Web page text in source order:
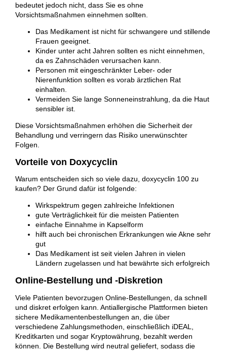
bedeutet jedoch nicht, dass Sie es ohne
Vorsichtsmaßnahmen einnehmen sollten.
Das Medikament ist nicht für schwangere und stillende
Frauen geeignet.
Kinder unter acht Jahren sollten es nicht einnehmen,
da es Zahnschäden verursachen kann.
Personen mit eingeschränkter Leber- oder
Nierenfunktion sollten es vorab ärztlichen Rat
einhalten.
Vermeiden Sie lange Sonneneinstrahlung, da die Haut
sensibler ist.
Diese Vorsichtsmaßnahmen erhöhen die Sicherheit der
Behandlung und verringern das Risiko unerwünschter
Folgen.
Vorteile von Doxycyclin
Warum entscheiden sich so viele dazu, doxycyclin 100 zu
kaufen? Der Grund dafür ist folgende:
Wirkspektrum gegen zahlreiche Infektionen
gute Verträglichkeit für die meisten Patienten
einfache Einnahme in Kapselform
hilft auch bei chronischen Erkrankungen wie Akne sehr
gut
Das Medikament ist seit vielen Jahren in vielen
Ländern zugelassen und hat bewährte sich erfolgreich
Online-Bestellung und -Diskretion
Viele Patienten bevorzugen Online-Bestellungen, da schnell
und diskret erfolgen kann. Antiallergische Plattformen bieten
sichere Medikamentenbestellungen an, die über
verschiedene Zahlungsmethoden, einschließlich iDEAL,
Kreditkarten und sogar Kryptowährung, bezahlt werden
können. Die Bestellung wird neutral geliefert, sodass die